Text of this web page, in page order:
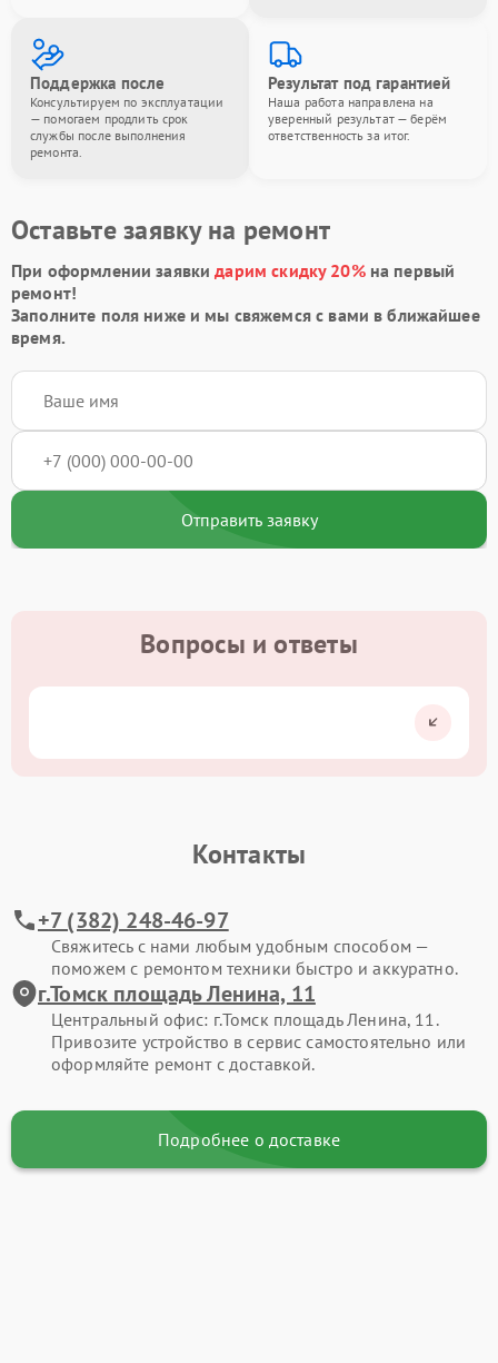
Поддержка после
Консультируем по эксплуатации
— помогаем продлить срок
службы после выполнения
ремонта.
Результат под гарантией
Наша работа направлена на
уверенный результат — берём
ответственность за итог.
Оставьте заявку на ремонт
При оформлении заявкидарим скидку 20%на первый
ремонт!
Заполните поля ниже и мы свяжемся с вами в ближайшее
время.
Отправить заявку
Вопросы и ответы
Контакты
+7 (382) 248-46-97
Свяжитесь с нами любым удобным способом —
поможем с ремонтом техники быстро и аккуратно.
г.Томск площадь Ленина, 11
Центральный офис: г.Томск площадь Ленина, 11.
Привозите устройство в сервис самостоятельно или
оформляйте ремонт с доставкой.
Подробнее о доставке